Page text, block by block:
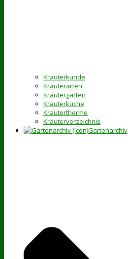
Kräuterkunde
Kräuterarten
Kräutergarten
Kräuterküche
Kräutertherme
Kräuterverzeichnis
Gartenarchiv